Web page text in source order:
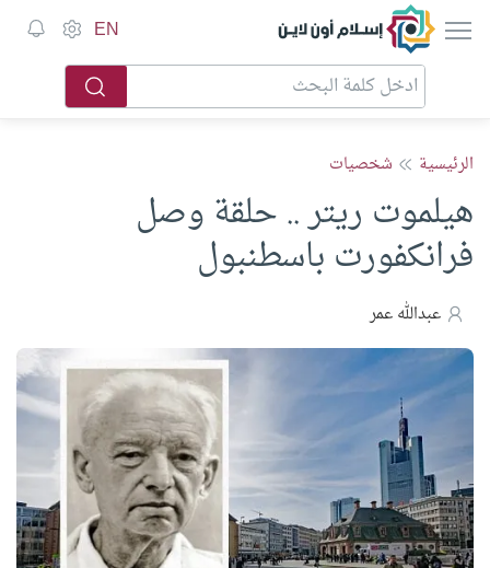
إسلام أون لاين EN
الرئيسية شخصيات
هيلموت ريتر .. حلقة وصل
فرانكفورت باسطنبول
عبدالله عمر